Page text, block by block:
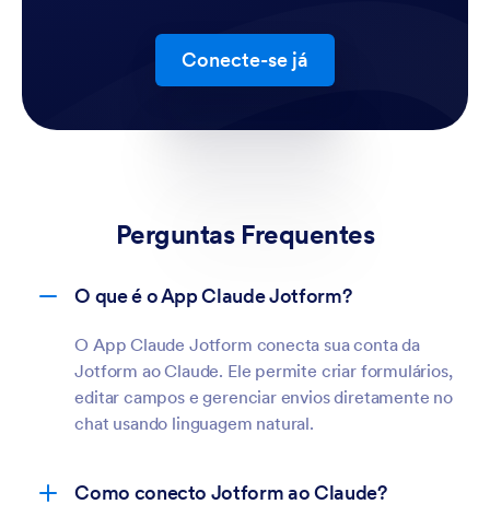
Conecte-se já
Perguntas Frequentes
O que é o App Claude Jotform?
O App Claude Jotform conecta sua conta da
Jotform ao Claude. Ele permite criar formulários,
editar campos e gerenciar envios diretamente no
chat usando linguagem natural.
Como conecto Jotform ao Claude?